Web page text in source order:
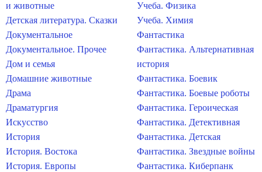
и животные
Детская литература. Сказки
Документальное
Документальное. Прочее
Дом и семья
Домашние животные
Драма
Драматургия
Искусство
История
История. Востока
История. Европы
Учеба. Физика
Учеба. Химия
Фантастика
Фантастика. Альтернативная
история
Фантастика. Боевик
Фантастика. Боевые роботы
Фантастика. Героическая
Фантастика. Детективная
Фантастика. Детская
Фантастика. Звездные войны
Фантастика. Киберпанк